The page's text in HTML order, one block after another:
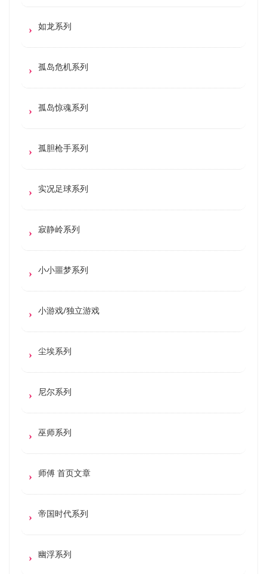
如龙系列
孤岛危机系列
孤岛惊魂系列
孤胆枪手系列
实况足球系列
寂静岭系列
小小噩梦系列
小游戏/独立游戏
尘埃系列
尼尔系列
巫师系列
师傅 首页文章
帝国时代系列
幽浮系列